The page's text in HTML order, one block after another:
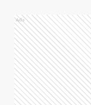
Ads